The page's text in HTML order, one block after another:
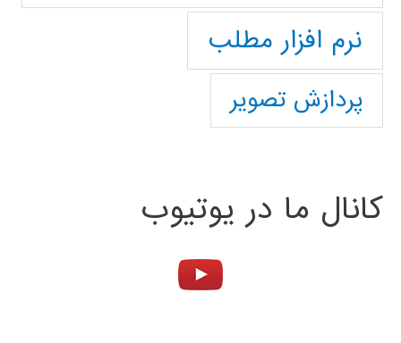
نرم افزار مطلب
پردازش تصویر
کانال ما در یوتیوب